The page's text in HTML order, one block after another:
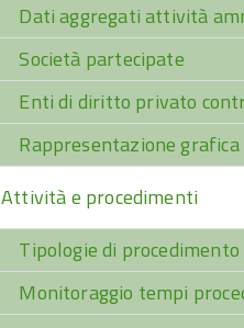
Dati aggregati attività
Società partecipate
Enti di diritto privato
Rappresentazione grafica
Attività e procedimenti
Tipologie di procedimento
Monitoraggio tempi